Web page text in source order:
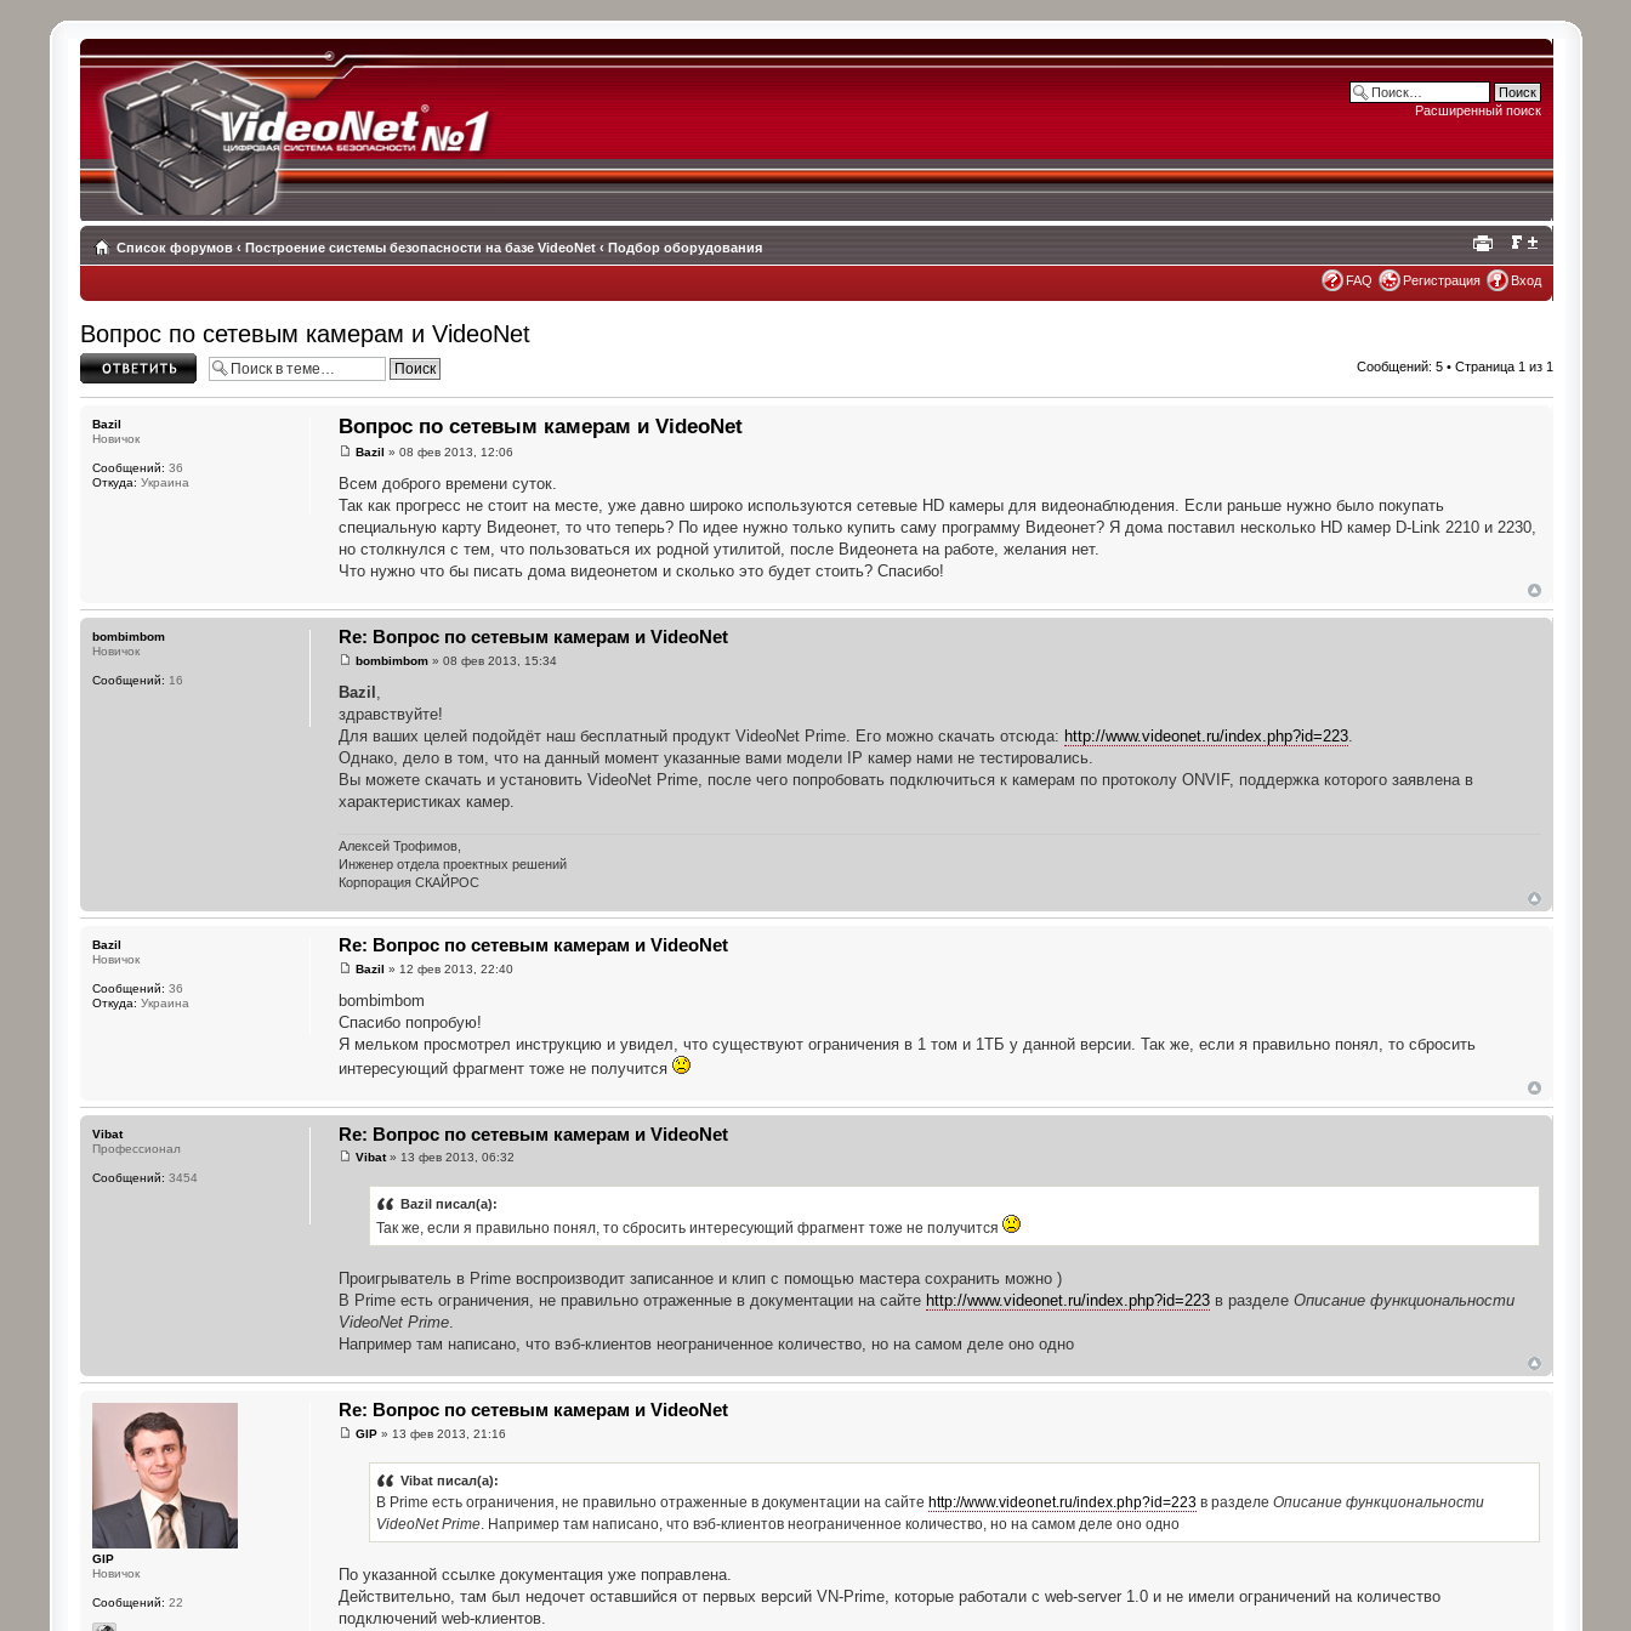
Расширенный поиск
Список форумов ‹ Построение системы безопасности на базе VideoNet ‹ Подбор оборудования
FAQ Регистрация Вход
Вопрос по сетевым камерам и VideoNet
Ответить Сообщений: 5 • Страница 1 из 1
Вопрос по сетевым камерам и VideoNet
Bazil » 08 фев 2013, 12:06
Всем доброго времени суток.
Так как прогресс не стоит на месте, уже давно широко используются сетевые HD камеры для видеонаблюдения. Если раньше нужно было покупать
специальную карту Видеонет, то что теперь? По идее нужно только купить саму программу Видеонет? Я дома поставил несколько HD камер D-Link 2210 и 2230,
но столкнулся с тем, что пользоваться их родной утилитой, после Видеонета на работе, желания нет.
Что нужно что бы писать дома видеонетом и сколько это будет стоить? Спасибо!
Bazil
Новичок
Сообщений: 36
Откуда: Украина
Re: Вопрос по сетевым камерам и VideoNet
bombimbom» 08 фев 2013, 15:34
Bazil
здравствуйте!
Для ваших целей подойдёт наш бесплатный продукт VideoNet Prime. Его можно скачать отсюда: http://www.videonet.ru/index.php?id=223.
Однако, дело в том, что на данный момент указанные вами модели IP камер нами не тестировались.
Вы можете скачать и установить VideoNet Prime, после чего попробовать подключиться к камерам по протоколу ONVIF, поддержка которого заявлена в
характеристиках камер.
Алексей Трофимов,
Инженер отдела проектных решений
Корпорация СКАЙРОС
bombimbom
Новичок
Сообщений: 16
Re: Вопрос по сетевым камерам и VideoNet
Bazil » 12 фев 2013, 22:40
bombimbom
Спасибо попробую!
Я мельком просмотрел инструкцию и увидел, что существуют ограничения в 1 том и 1ТБ у данной версии. Так же, если я правильно понял, то сбросить
интересующий фрагмент тоже не получится
Bazil
Новичок
Сообщений: 36
Откуда: Украина
Re: Вопрос по сетевым камерам и VideoNet
Vibat» 13 фев 2013, 06:32
Bazil писал(а):
Так же, если я правильно понял, то сбросить интересующий фрагмент тоже не получится
Проигрыватель в Prime воспроизводит записанное и клип с помощью мастера сохранить можно )
В Prime есть ограничения, не правильно отраженные в документации на сайте http://www.videonet.ru/index.php?id=223в разделе Описание функциональности
VideoNet Prime.
Например там написано, что вэб-клиентов неограниченное количествo, но на самом деле оно одно
Vibat
Профессионал
Сообщений: 3454
Re: Вопрос по сетевым камерам и VideoNet
GIP» 13 фев 2013, 21:16
Vibat писал(а):
В Prime есть ограничения, не правильно отраженные в документации на сайте http://www.videonet.ru/index.php?id=223в разделе Описание функциональности
VideoNet Prime. Например там написано, что вэб-клиентов неограниченное количествo, но на самом деле оно одно
По указанной ссылке документация уже поправлена.
Действительно, там был недочет оставшийся от первых версий VN-Prime, которые работали с web-server 1.0 и не имели ограничений на количество
подключений web-клиентов.
GIP
Новичок
Сообщений: 22